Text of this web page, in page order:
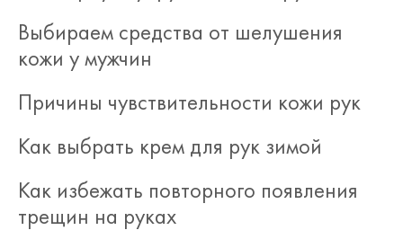
Выбираем средства от шелушения
кожи у мужчин
Причины чувствительности кожи рук
Как выбрать крем для рук зимой
Как избежать повторного появления
трещин на руках